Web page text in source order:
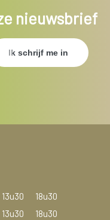
nieuwsbrief
13u30
18u30
13u30
18u30